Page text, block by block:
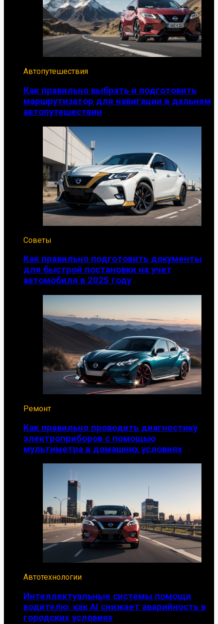
Автопутешествия
Как правильно выбрать и подготовить
маршрутизатор для навигации в дальнем
автопутешествии
Советы
Как правильно подготовить документы
для быстрой постановки на учет
автомобиля в 2025 году
Ремонт
Как правильно проводить диагностику
электроприборов с помощью
мультиметра в домашних условиях
Автотехнологии
Интеллектуальные системы помощи
водителю: как AI снижает аварийность в
городских условиях